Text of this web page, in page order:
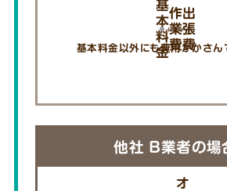
基
本
料
金
作
業
費
出
張
費
基本料金以外にも費用がかさん
他社 B業者の場
オ